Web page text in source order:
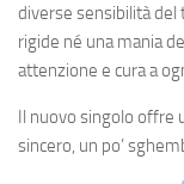
diverse sensibilità del
rigide né una mania
attenzione e cura a
Il nuovo singolo offre
sincero, un po’